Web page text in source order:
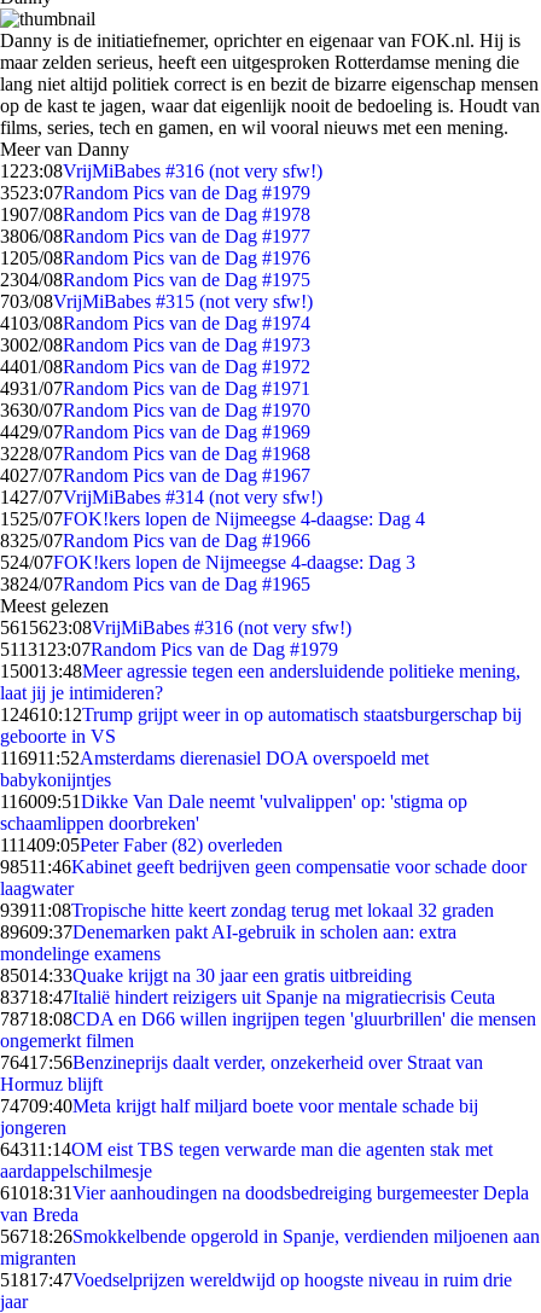
Danny is de initiatiefnemer, oprichter en eigenaar van FOK.nl. Hij is
maar zelden serieus, heeft een uitgesproken Rotterdamse mening die
lang niet altijd politiek correct is en bezit de bizarre eigenschap mensen
op de kast te jagen, waar dat eigenlijk nooit de bedoeling is. Houdt van
films, series, tech en gamen, en wil vooral nieuws met een mening.
Meer van Danny
1223:08VrijMiBabes #316 (not very sfw!)
3523:07Random Pics van de Dag #1979
1907/08Random Pics van de Dag #1978
3806/08Random Pics van de Dag #1977
1205/08Random Pics van de Dag #1976
2304/08Random Pics van de Dag #1975
703/08VrijMiBabes #315 (not very sfw!)
4103/08Random Pics van de Dag #1974
3002/08Random Pics van de Dag #1973
4401/08Random Pics van de Dag #1972
4931/07Random Pics van de Dag #1971
3630/07Random Pics van de Dag #1970
4429/07Random Pics van de Dag #1969
3228/07Random Pics van de Dag #1968
4027/07Random Pics van de Dag #1967
1427/07VrijMiBabes #314 (not very sfw!)
1525/07FOK!kers lopen de Nijmeegse 4-daagse: Dag 4
8325/07Random Pics van de Dag #1966
524/07FOK!kers lopen de Nijmeegse 4-daagse: Dag 3
3824/07Random Pics van de Dag #1965
Meest gelezen
5615623:08VrijMiBabes #316 (not very sfw!)
51131 23:07Random Pics van de Dag #1979
150013:48Meer agressie tegen een andersluidende politieke mening,
laat jij je intimideren?
124610:12Trump grijpt weer in op automatisch staatsburgerschap bij
geboorte in VS
116911:52Amsterdams dierenasiel DOA overspoeld met
babykonijntjes
116009:51Dikke Van Dale neemt 'vulvalippen' op: 'stigma op
schaamlippen doorbreken'
111409:05Peter Faber (82) overleden
98511:46Kabinet geeft bedrijven geen compensatie voor schade door
laagwater
93911:08Tropische hitte keert zondag terug met lokaal 32 graden
89609:37Denemarken pakt AI-gebruik in scholen aan: extra
mondelinge examens
85014:33Quake krijgt na 30 jaar een gratis uitbreiding
83718:47Italië hindert reizigers uit Spanje na migratiecrisis Ceuta
78718:08CDA en D66 willen ingrijpen tegen 'gluurbrillen' die mensen
ongemerkt filmen
76417:56Benzineprijs daalt verder, onzekerheid over Straat van
Hormuz blijft
74709:40Meta krijgt half miljard boete voor mentale schade bij
jongeren
64311:14OM eist TBS tegen verwarde man die agenten stak met
aardappelschilmesje
61018:31Vier aanhoudingen na doodsbedreiging burgemeester Depla
van Breda
56718:26Smokkelbende opgerold in Spanje, verdienden miljoenen aan
migranten
51817:47Voedselprijzen wereldwijd op hoogste niveau in ruim drie
jaar